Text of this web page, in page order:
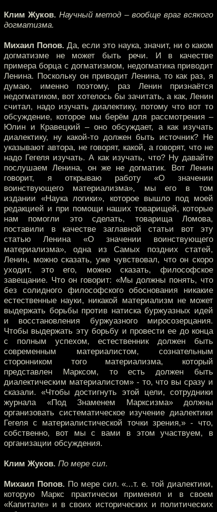
Клим Жуков. Научный метод – вообще враг всякого
догматизма.
Михаил Попов. Да, если это наука, значит, ни о каком
догматизме не может быть речи. И в качестве
примера борца с догматизмом, недогматика приводит
Ленина. Поскольку он приводит Ленина, то как раз, я
думаю, именно поэтому, раз Ленин признаётся
недогматиком, вот хотелось бы зачитать, а как, Ленин
считал, надо изучать диалектику, потому что вот то
обсуждение, которое мы берём для рассмотрения –
Юлин и Кравецкий – оно обсуждает, а как изучать
диалектику, ну какой-то должен быть источник? Не
указывают автора, не говорят, какой, а говорят, что не
надо Гегеля изучать. А как изучать, что? Ну давайте
послушаем Ленина, он же не догматик. Вот Ленин
говорит, я открываю работу «О значении
воинствующего материализма», мы его в том
издании «Наука логики», которое вышло под моей
редакцией и при помощи наших товарищей, которые
нам помогли это сделать, товарища Ломова,
поставили в качестве заглавной статьи вот эту
статью Ленина «О значении воинствующего
материализма», одна из Самых поздних статей,
Ленин, можно сказать, уже чувствовал, что он скоро
уходит, это его, можно сказать, философское
завещание. Что он говорит: «Мы должны понять, что
без солидного философского обоснования никакие
естественные науки, никакой материализм не может
выдержать борьбы против натиска буржуазных идей
и восстановления буржуазного миросозерцания.
Чтобы выдержать эту борьбу и провести ее до конца
с полным успехом, естественник должен быть
современным материалистом, сознательным
сторонником того материализма, который
представлен Марксом, то есть должен быть
диалектическим материалистом» - то, что вы сразу и
сказали. «Чтобы достигнуть этой цели, сотрудники
журнала «Под Знаменем Марксизма» должны
организовать систематическое изучение диалектики
Гегеля с материалистической точки зрения,» - что,
собственно, вот мы с вами в этом участвуем, в
организации обсуждения.
Клим Жуков. По мере сил.
Михаил Попов. По мере сил. «...т. е. той диалектики,
которую Маркс практически применял и в своем
«Капитале» и в своих исторических и политических